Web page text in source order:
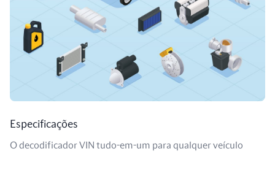
Especificações
O decodificador VIN tudo-em-um para qualquer veículo